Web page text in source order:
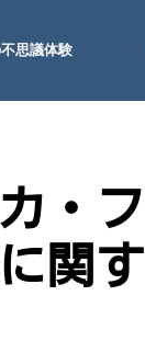
思議体験
・フ
関す